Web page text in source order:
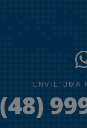
ENVIE UMA
(48)